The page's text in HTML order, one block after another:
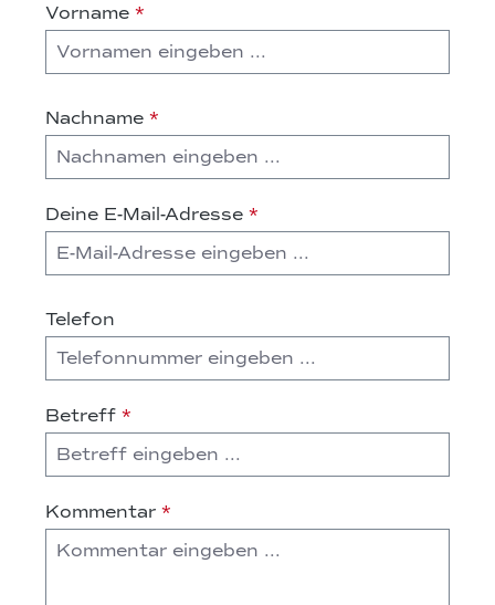
Vorname *
Nachname *
Deine E-Mail-Adresse *
Telefon
Betreff *
Kommentar *